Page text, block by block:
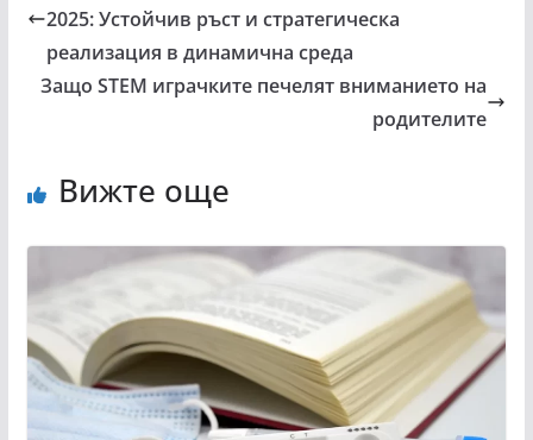
2025: Устойчив ръст и стратегическа
реализация в динамична среда
Защо STEM играчките печелят вниманието на
родителите
Вижте още